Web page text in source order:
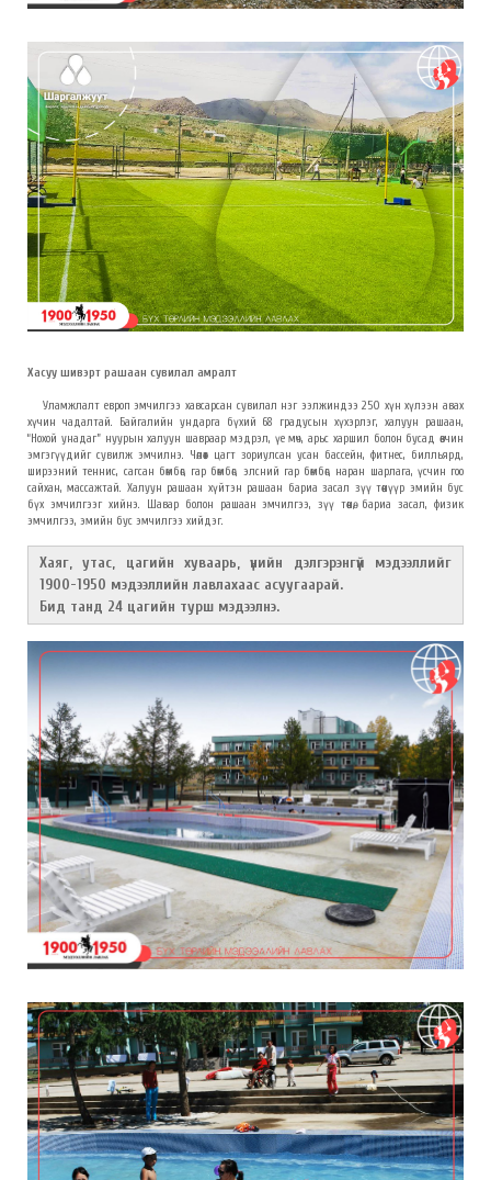
Хасуу шивэрт рашаан сувилал амралт
Уламжлалт европ эмчилгээ хавсарсан сувилал нэг ээлжиндээ 250 хүн хүлээн авах
хүчин чадалтай. Байгалийн ундарга бүхий 68 градусын хүхэрлэг, халуун рашаан,
“Нохой унадаг” нуурын халуун шавраар мэдрэл, үе мөч, арьс харшил болон бусад өвчин
эмгэгүүдийг сувилж эмчилнэ. Чөлөөт цагт зориулсан усан бассейн, фитнес, билльярд,
ширээний теннис, сагсан бөмбөг, гар бөмбөг, элсний гар бөмбөг, наран шарлага, үсчин гоо
сайхан, массажтай. Халуун рашаан хүйтэн рашаан бариа засал зүү төөнүүр эмийн бус
бүх эмчилгээг хийнэ. Шавар болон рашаан эмчилгээ, зүү төөнө, бариа засал, физик
эмчилгээ, эмийн бус эмчилгээ хийдэг.
Хаяг, утас, цагийн хуваарь, үнийн дэлгэрэнгүй мэдээллийг
1900-1950 мэдээллийн лавлахаас асуугаарай.
Бид танд 24 цагийн турш мэдээлнэ.